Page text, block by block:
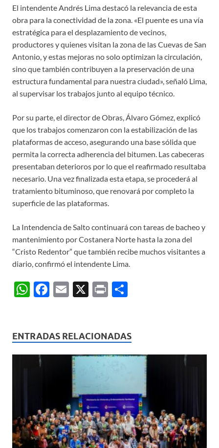
El intendente Andrés Lima destacó la relevancia de esta
obra para la conectividad de la zona. «El puente es una vía
estratégica para el desplazamiento de vecinos,
productores y quienes visitan la zona de las Cuevas de San
Antonio, y estas mejoras no solo optimizan la circulación,
sino que también contribuyen a la preservación de una
estructura fundamental para nuestra ciudad», señaló Lima,
al supervisar los trabajos junto al equipo técnico.
Por su parte, el director de Obras, Álvaro Gómez, explicó
que los trabajos comenzaron con la estabilización de las
plataformas de acceso, asegurando una base sólida que
permita la correcta adherencia del bitumen. Las cabeceras
presentaban deterioros por lo que el reafirmado resultaba
necesario. Una vez finalizada esta etapa, se procederá al
tratamiento bituminoso, que renovará por completo la
superficie de las plataformas.
La Intendencia de Salto continuará con tareas de bacheo y
mantenimiento por Costanera Norte hasta la zona del
“Cristo Redentor” que también recibe muchos visitantes a
diario, confirmó el intendente Lima.
W
s
A
F
b
o
E
X
P
p
ar
ENTRADAS RELACIONADAS